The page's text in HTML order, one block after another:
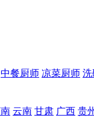
中餐厨师 凉菜厨师 洗
云南 甘肃 广西 贵